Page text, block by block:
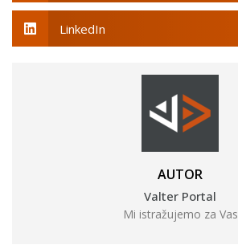
LinkedIn
AUTOR
Valter Portal
Mi istražujemo za Vas